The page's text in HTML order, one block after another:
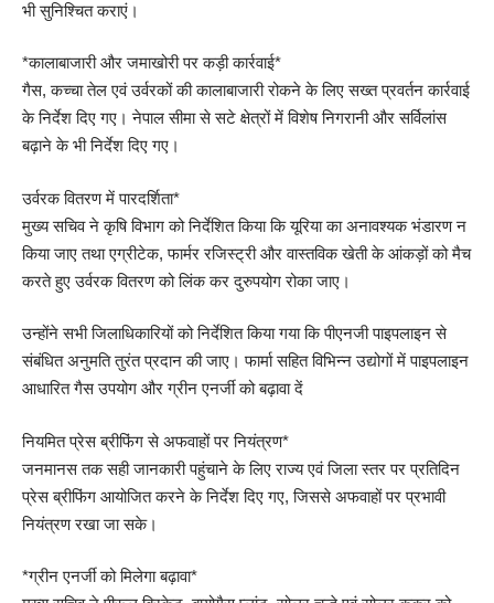
भी सुनिश्चित कराएं।
*कालाबाजारी और जमाखोरी पर कड़ी कार्रवाई*
गैस, कच्चा तेल एवं उर्वरकों की कालाबाजारी रोकने के लिए सख्त प्रवर्तन कार्रवाई
के निर्देश दिए गए। नेपाल सीमा से सटे क्षेत्रों में विशेष निगरानी और सर्विलांस
बढ़ाने के भी निर्देश दिए गए।
उर्वरक वितरण में पारदर्शिता*
मुख्य सचिव ने कृषि विभाग को निर्देशित किया कि यूरिया का अनावश्यक भंडारण न
किया जाए तथा एग्रीटेक, फार्मर रजिस्ट्री और वास्तविक खेती के आंकड़ों को मैच
करते हुए उर्वरक वितरण को लिंक कर दुरुपयोग रोका जाए।
उन्होंने सभी जिलाधिकारियों को निर्देशित किया गया कि पीएनजी पाइपलाइन से
संबंधित अनुमति तुरंत प्रदान की जाए। फार्मा सहित विभिन्न उद्योगों में पाइपलाइन
आधारित गैस उपयोग और ग्रीन एनर्जी को बढ़ावा दें
नियमित प्रेस ब्रीफिंग से अफवाहों पर नियंत्रण*
जनमानस तक सही जानकारी पहुंचाने के लिए राज्य एवं जिला स्तर पर प्रतिदिन
प्रेस ब्रीफिंग आयोजित करने के निर्देश दिए गए, जिससे अफवाहों पर प्रभावी
नियंत्रण रखा जा सके।
*ग्रीन एनर्जी को मिलेगा बढ़ावा*